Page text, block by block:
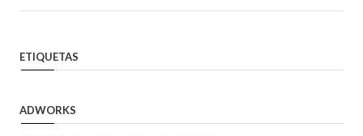
ETIQUETAS
ADWORKS